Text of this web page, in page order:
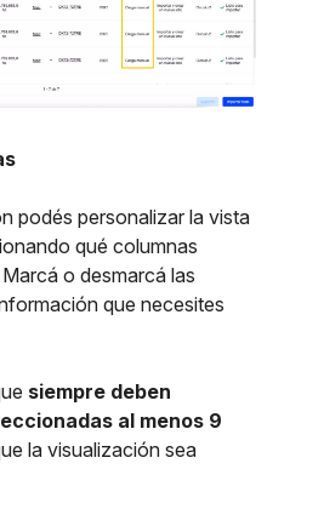
podés personalizar la vista
qué columnas
o desmarcá las
que necesites
siempre deben
al menos 9
la visualización sea